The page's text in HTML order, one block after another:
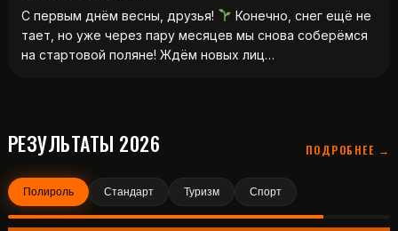
С первым днём весны, друзья!
Конечно, снег ещё не
тает, но уже через пару месяцев мы снова соберёмся
на стартовой поляне! Ждём новых лиц…
РЕЗУЛЬТАТЫ 2026 ПОДРОБНЕЕ →
Полироль Стандарт Туризм Спорт